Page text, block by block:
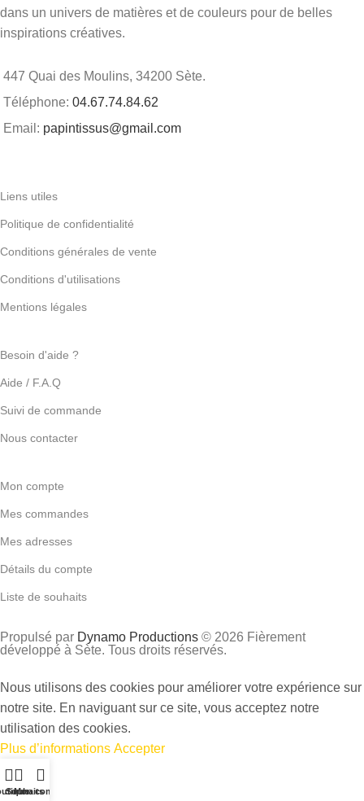
dans un univers de matières et de couleurs pour de belles
inspirations créatives.
447 Quai des Moulins, 34200 Sète.
Téléphone: 04.67.74.84.62
Email: papintissus@gmail.com
Liens utiles
Politique de confidentialité
Conditions générales de vente
Conditions d'utilisations
Mentions légales
Besoin d'aide ?
Aide / F.A.Q
Suivi de commande
Nous contacter
Mon compte
Mes commandes
Mes adresses
Détails du compte
Liste de souhaits
Propulsé par Dynamo Productions © 2026 Fièrement
développé à Sète. Tous droits réservés.
Nous utilisons des cookies pour améliorer votre expérience sur
notre site. En naviguant sur ce site, vous acceptez notre
utilisation des cookies.
Plus d’informations Accepter
Souhaits
Mon compte